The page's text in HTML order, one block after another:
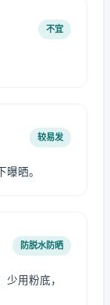
不宜
较易发
晒。
防脱水防晒
用粉底，